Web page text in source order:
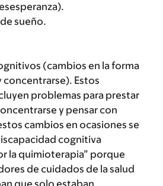
sueño.
(cambios en la forma
concentrarse). Estos
problemas para prestar
y pensar con
cambios en ocasiones se
cognitiva
la quimioterapia” porque
de cuidados de la salud
que solo estaban